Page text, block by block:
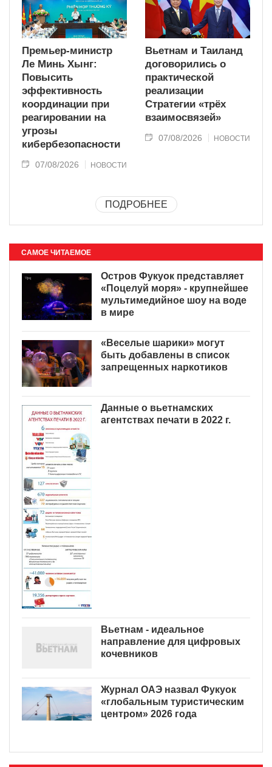
Премьер-министр
Ле Минь Хынг:
Повысить
эффективность
координации при
реагировании на
угрозы
кибербезопасности
07/08/2026 НОВОСТИ
Вьетнам и Таиланд
договорились о
практической
реализации
Стратегии «трёх
взаимосвязей»
07/08/2026 НОВОСТИ
ПОДРОБНЕЕ
САМОЕ ЧИТАЕМОЕ
Остров Фукуок представляет
«Поцелуй моря» - крупнейшее
мультимедийное шоу на воде
в мире
«Веселые шарики» могут
быть добавлены в список
запрещенных наркотиков
Данные о вьетнамских
агентствах печати в 2022 г.
Вьетнам - идеальное
направление для цифровых
кочевников
Журнал ОАЭ назвал Фукуок
«глобальным туристическим
центром» 2026 года